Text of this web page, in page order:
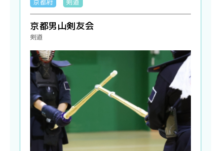
京都男山剣友会
剣道